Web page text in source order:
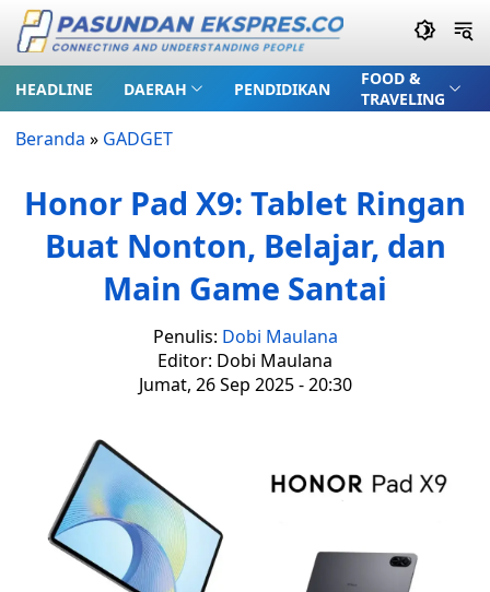
HEADLINE DAERAH PENDIDIKAN
FOOD &
TRAVELING
Beranda » GADGET
Honor Pad X9: Tablet Ringan
Buat Nonton, Belajar, dan
Main Game Santai
Penulis: Dobi Maulana
Editor: Dobi Maulana
Jumat, 26 Sep 2025 - 20:30